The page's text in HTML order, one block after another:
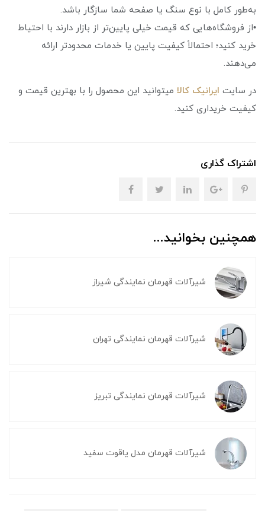
به‌طور کامل با نوع سنگ یا صفحه شما سازگار باشد.
•از فروشگاه‌هایی که قیمت خیلی پایین‌تر از بازار دارند با احتیاط
خرید کنید؛ احتمالاً کیفیت پایین یا خدمات محدود‌تر ارائه
می‌دهند.
در سایت ایرانیک کالا میتوانید این محصول را با بهترین قیمت و
کیفیت خریداری کنید.
اشتراک گذاری
همچنین بخوانید...
شیرآلات قهرمان نمایندگی شیراز
شیرآلات قهرمان نمایندگی تهران
شیرآلات قهرمان نمایندگی تبریز
شیرآلات قهرمان مدل یاقوت سفید